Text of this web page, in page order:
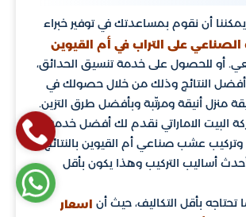
أن نقوم بمساعدتك في توفير خبراء
على التراب في أم القيوين
أو للحصول على خدمة تنسيق الحدائق،
النتائج وذلك من خلال حصولك في
منزل أنيقة ومرتّبة وبأفضل طرق التزين.
البيت الاماراتي نقدم لك أفضل خدمة
عشب صناعي أم القيوين بالنتائج
أساليب التركيب وهذا يكون بأقل
بأقل التكاليف، حيث أن اسعار